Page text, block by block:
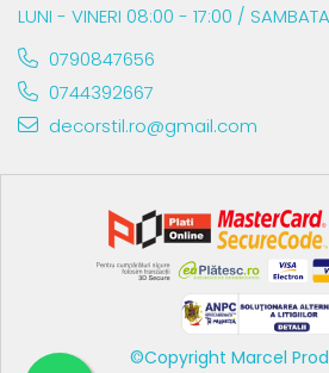
LUNI - VINERI 08:00 - 17:00 /
0790847656
0744392667
decorstil.ro@gmail.com
©Copyright Marcel Prod